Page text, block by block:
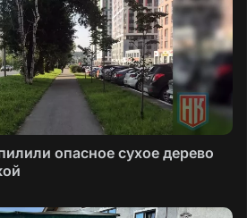
опасное сухое дерево